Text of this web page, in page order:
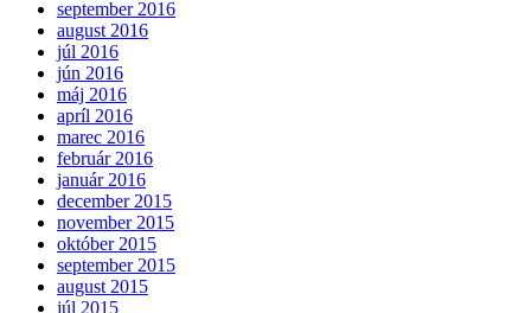
september 2016
august 2016
júl 2016
jún 2016
máj 2016
apríl 2016
marec 2016
február 2016
január 2016
december 2015
november 2015
október 2015
september 2015
august 2015
júl 2015